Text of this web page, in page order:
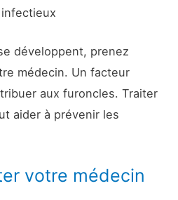
développent, prenez
médecin. Un facteur
aux furoncles. Traiter
aider à prévenir les
votre médecin